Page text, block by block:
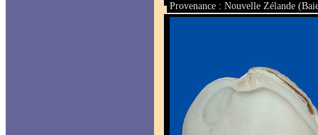
Provenance : Nouvelle Zélande
Taille : 59.3 x 58 mm